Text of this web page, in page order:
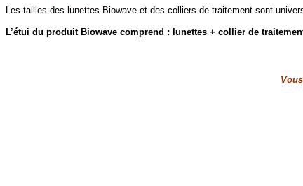
Les tailles des lunettes Biowave et des colliers de traitement sont
L’étui du produit Biowave comprend : lunettes + collier de